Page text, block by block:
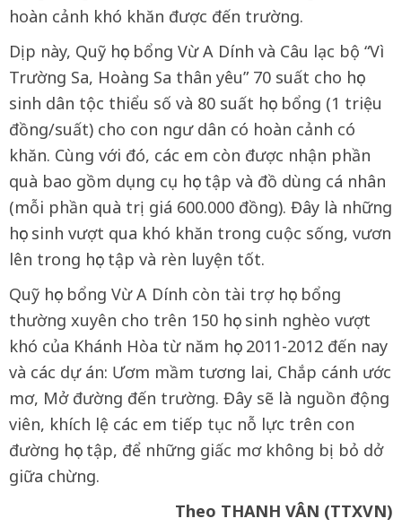
hoàn cảnh khó khăn được đến trường.
Dịp này, Quỹ học bổng Vừ A Dính và Câu lạc bộ “Vì
Trường Sa, Hoàng Sa thân yêu” 70 suất cho học
sinh dân tộc thiểu số và 80 suất học bổng (1 triệu
đồng/suất) cho con ngư dân có hoàn cảnh có
khăn. Cùng với đó, các em còn được nhận phần
quà bao gồm dụng cụ học tập và đồ dùng cá nhân
(mỗi phần quà trị giá 600.000 đồng). Đây là những
học sinh vượt qua khó khăn trong cuộc sống, vươn
lên trong học tập và rèn luyện tốt.
Quỹ học bổng Vừ A Dính còn tài trợ học bổng
thường xuyên cho trên 150 học sinh nghèo vượt
khó của Khánh Hòa từ năm học 2011-2012 đến nay
và các dự án: Ươm mầm tương lai, Chắp cánh ước
mơ, Mở đường đến trường. Đây sẽ là nguồn động
viên, khích lệ các em tiếp tục nỗ lực trên con
đường học tập, để những giấc mơ không bị bỏ dở
giữa chừng.
Theo THANH VÂN (TTXVN)